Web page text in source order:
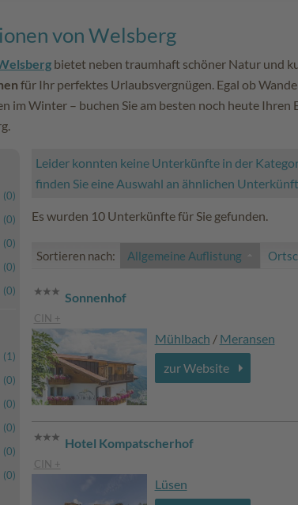
von Welsberg
bietet neben traumhaft schöner Natur und
für Ihr perfektes Urlaubsvergnügen. Egal ob
im Winter – buchen Sie am besten noch heute
(0)
(0)
(0)
(0)
(0)
(1)
(0)
(0)
(0)
(0)
(0)
Leider konnten keine Unterkünfte in der
finden Sie eine Auswahl an ähnlichen
Es wurden 10 Unterkünfte für Sie gefunden.
Sortieren nach: Allgemeine Auflistung
Sonnenhof
CIN +
Mühlbach / Meransen
zur Website
Hotel Kompatscherhof
CIN +
Lüsen